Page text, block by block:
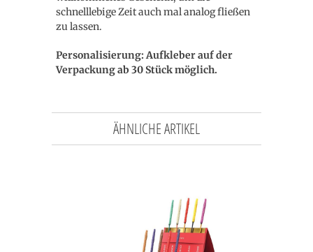
schnelllebige Zeit auch mal analog fließen
zu lassen.
Personalisierung: Aufkleber auf der
Verpackung ab 30 Stück möglich.
ÄHNLICHE ARTIKEL